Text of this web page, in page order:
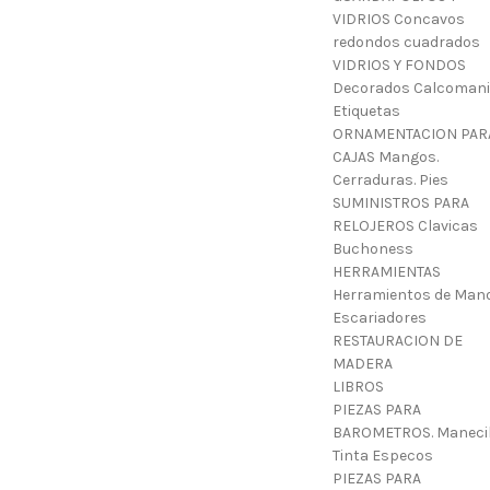
VIDRIOS Concavos
redondos cuadrados
VIDRIOS Y FONDOS
Decorados
Etiquetas
ORNAMENTACION
CAJAS Mangos.
Cerraduras. Pies
SUMINISTROS PARA
RELOJEROS Clavicas
Buchoness
HERRAMIENTAS
Herramientos de
Escariadores
RESTAURACION DE
MADERA
LIBROS
PIEZAS PARA
BAROMETROS.
Tinta Especos
PIEZAS PARA